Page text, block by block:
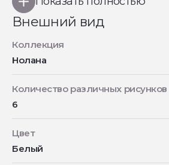
Внешний вид
Коллекция
Нолана
Количество различных рисунков
6
Цвет
Белый